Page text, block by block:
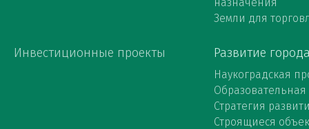
Земли для
Инвестиционные проекты Развитие
Наукоградская
Стратегия
Строящиеся